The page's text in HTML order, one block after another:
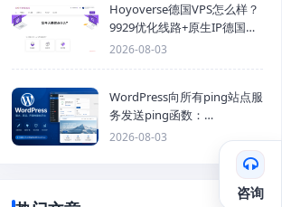
Hoyoverse德国VPS怎么样？
9929优化线路+原生IP德国
KVM VPS推荐
2026-08-03
WordPress向所有ping站点服
务发送ping函数：
generic_ping
2026-08-03
咨询